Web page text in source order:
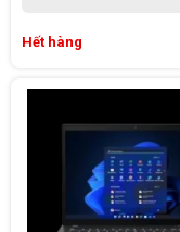
Hết hàng